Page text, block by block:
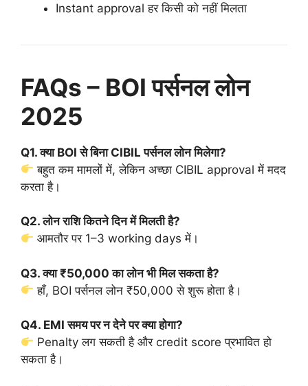
Instant approval हर किसी को नहीं मिलता
FAQs – BOI पर्सनल लोन
2025
Q1. क्या BOI से बिना CIBIL पर्सनल लोन मिलेगा?
बहुत कम मामलों में, लेकिन अच्छा CIBIL approval में मदद
करता है।
Q2. लोन राशि कितने दिन में मिलती है?
आमतौर पर 1–3 working days में।
Q3. क्या ₹50,000 का लोन भी मिल सकता है?
हाँ, BOI पर्सनल लोन ₹50,000 से शुरू होता है।
Q4. EMI समय पर न देने पर क्या होगा?
Penalty लग सकती है और credit score प्रभावित हो
सकता है।